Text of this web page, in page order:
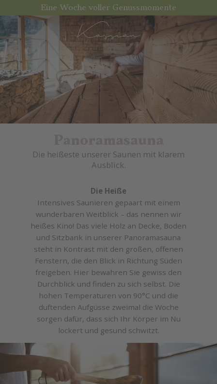
Eine Woche voller Genussmomente
Die heißeste unserer Saunen mit klarem
Ausblick.
Die Heiße
Intensives Saunieren gepaart mit einem
wunderbaren Weitblick – das nennen wir
heißes Kino! Das viele Holz an Decke, Boden
und Sitzbank in unserer Panoramasauna
steht in Kontrast mit den großen, offenen
Fenstern, die den Blick in Richtung Süden
freigeben. Hier bewahren Sie gewiss den
Durchblick und finden zu sich selbst. Die
hohen Temperaturen von 90°C und die
duftenden Aufgüsse zweimal die Woche
sorgen dafür, dass sich Ihr Körper im Nu
lockert und gesund schwitzt.